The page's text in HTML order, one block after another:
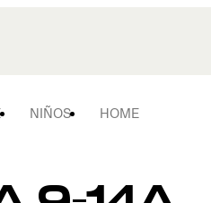
NIÑOS HOME